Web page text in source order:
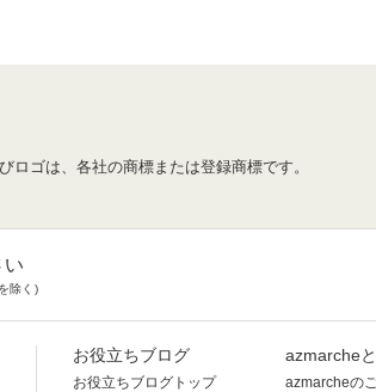
ロゴは、各社の商標または登録商標です。
い
除く)
お役立ちブログ
お役立ちブログトップ
azmarche
azmarcheの